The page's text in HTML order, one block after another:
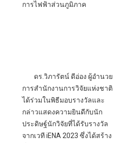
การไฟฟ้าส่วนภูมิภาค
ดร.วิภารัตน์ ดีอ่อง ผู้อำนวย
การสำนักงานการวิจัยแห่งชาติ
ได้ร่วมในพิธีมอบรางวัลและ
กล่าวแสดงความยินดีกับนัก
ประดิษฐ์นักวิจัยที่ได้รับรางวัล
จากเวที iENA 2023 ซึ่งได้สร้าง